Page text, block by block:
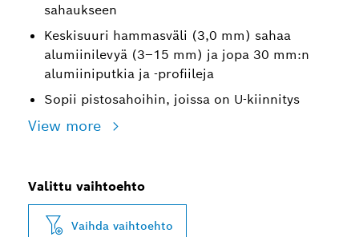
sahaukseen
Keskisuuri hammasväli (3,0 mm) sahaa
alumiinilevyä (3–15 mm) ja jopa 30 mm:n
alumiiniputkia ja ‑profiileja
Sopii pistosahoihin, joissa on U-kiinnitys
View more
Valittu vaihtoehto
Vaihda vaihtoehto